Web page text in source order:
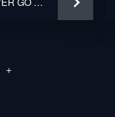
＋